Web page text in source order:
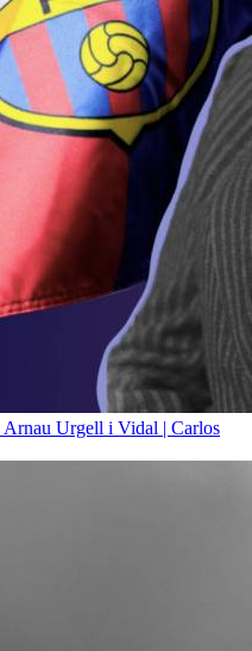
Arnau Urgell i Vidal | Carlos